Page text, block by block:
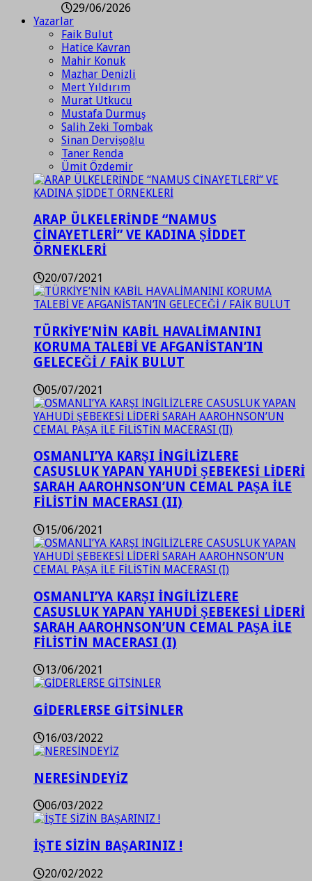
29/06/2026
Yazarlar
Faik Bulut
Hatice Kavran
Mahir Konuk
Mazhar Denizli
Mert Yıldırım
Murat Utkucu
Mustafa Durmuş
Salih Zeki Tombak
Sinan Dervişoğlu
Taner Renda
Ümit Özdemir
ARAP ÜLKELERİNDE “NAMUS
CİNAYETLERİ” VE KADINA ŞİDDET
ÖRNEKLERİ
20/07/2021
TÜRKİYE’NİN KABİL HAVALİMANINI
KORUMA TALEBİ VE AFGANİSTAN’IN
GELECEĞİ / FAİK BULUT
05/07/2021
OSMANLI’YA KARŞI İNGİLİZLERE
CASUSLUK YAPAN YAHUDİ ŞEBEKESİ LİDERİ
SARAH AAROHNSON’UN CEMAL PAŞA İLE
FİLİSTİN MACERASI (II)
15/06/2021
OSMANLI’YA KARŞI İNGİLİZLERE
CASUSLUK YAPAN YAHUDİ ŞEBEKESİ LİDERİ
SARAH AAROHNSON’UN CEMAL PAŞA İLE
FİLİSTİN MACERASI (I)
13/06/2021
GİDERLERSE GİTSİNLER
16/03/2022
NERESİNDEYİZ
06/03/2022
İŞTE SİZİN BAŞARINIZ !
20/02/2022